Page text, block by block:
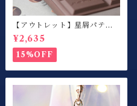
【アウトレット】星屑パティ
スリー / 指輪 / カスタードプ
リン×ハート
¥2,635
15%OFF